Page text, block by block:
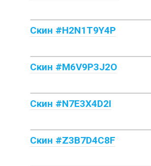
Скин #H2N1T9Y4P
Скин #M6V9P3J2O
Скин #N7E3X4D2I
Скин #Z3B7D4C8F